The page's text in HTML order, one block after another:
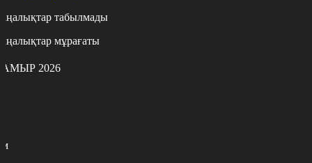
табылмады
мұрағаты
2026